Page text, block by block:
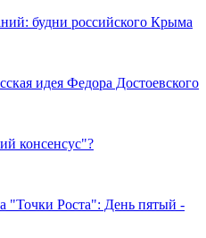
будни российского Крыма
идея Федора Достоевского
консенсус"?
"Точки Роста": День пятый -